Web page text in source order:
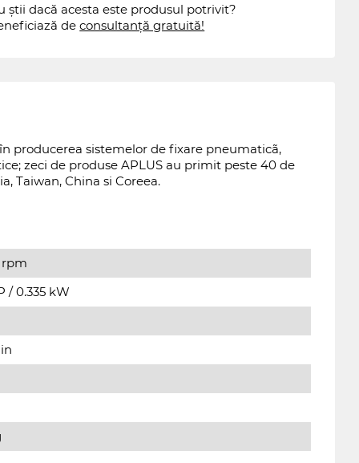
știi dacă acesta este produsul potrivit?
de consultanță gratuită!
producerea sistemelor de fixare pneumaticã,
zeci de produse APLUS au primit peste 40 de
Taiwan, China si Coreea.
/ 0.335 kW